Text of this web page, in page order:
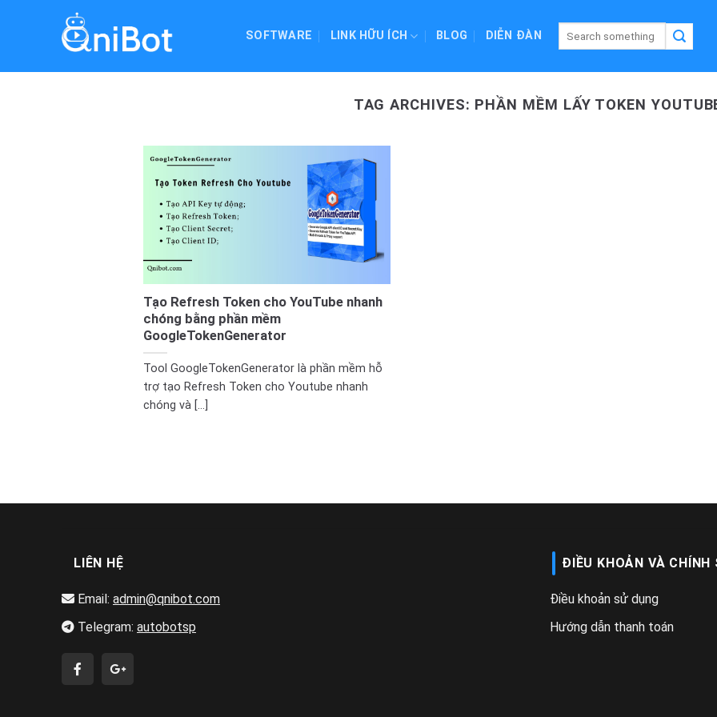
SOFTWARE LINK HỮU ÍCH BLOG DIỄN ĐÀN
TAG ARCHIVES: PHẦN MỀM LẤY TOKEN
Tạo Refresh Token cho YouTube nhanh
chóng bằng phần mềm
GoogleTokenGenerator
Tool GoogleTokenGenerator là phần mềm hỗ
trợ tạo Refresh Token cho Youtube nhanh
chóng và [...]
LIÊN HỆ
Email: admin@qnibot.com
Telegram: autobotsp
ĐIỀU KHOẢN VÀ CHÍNH
Điều khoản sử dụng
Hướng dẫn thanh toán